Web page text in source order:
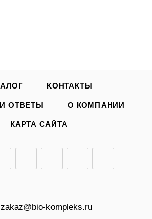
КОНТАКТЫ
ОТВЕТЫ О КОМПАНИИ
КАРТА САЙТА
zakaz@bio-kompleks.ru